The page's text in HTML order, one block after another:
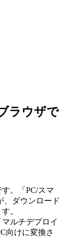
ラウザで
。「PC/スマ
、ダウンロード
。
ルチデプロイ
向けに変換さ